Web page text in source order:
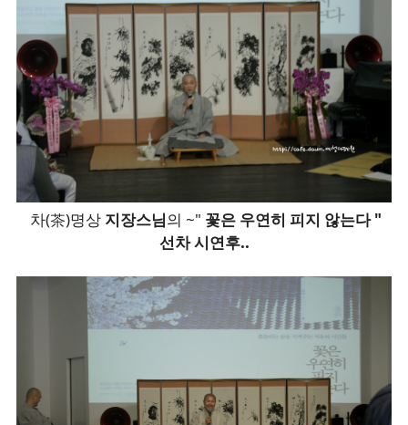
차(茶)명상 지장스님의 ~" 꽃은 우연히 피지 않는다 "
선차 시연후..